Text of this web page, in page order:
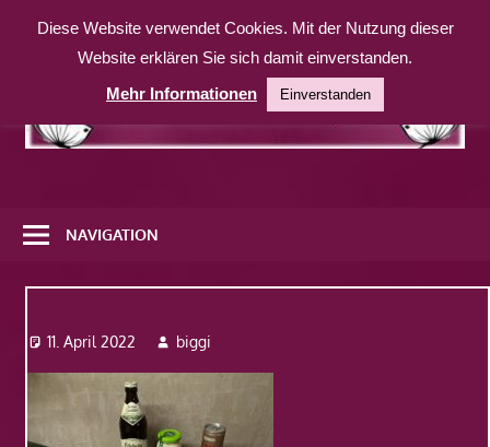
Inhalt
weitere
Website
NAVIGATION
11. April 2022 biggi
Diese Website verwendet Cookies. Mit der Nutzung dieser
Website erklären Sie sich damit einverstanden.
Mehr Informationen
Einverstanden